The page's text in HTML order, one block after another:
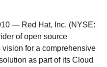
— Red Hat, Inc. (NYSE:
of open source
for a comprehensive
as part of its Cloud